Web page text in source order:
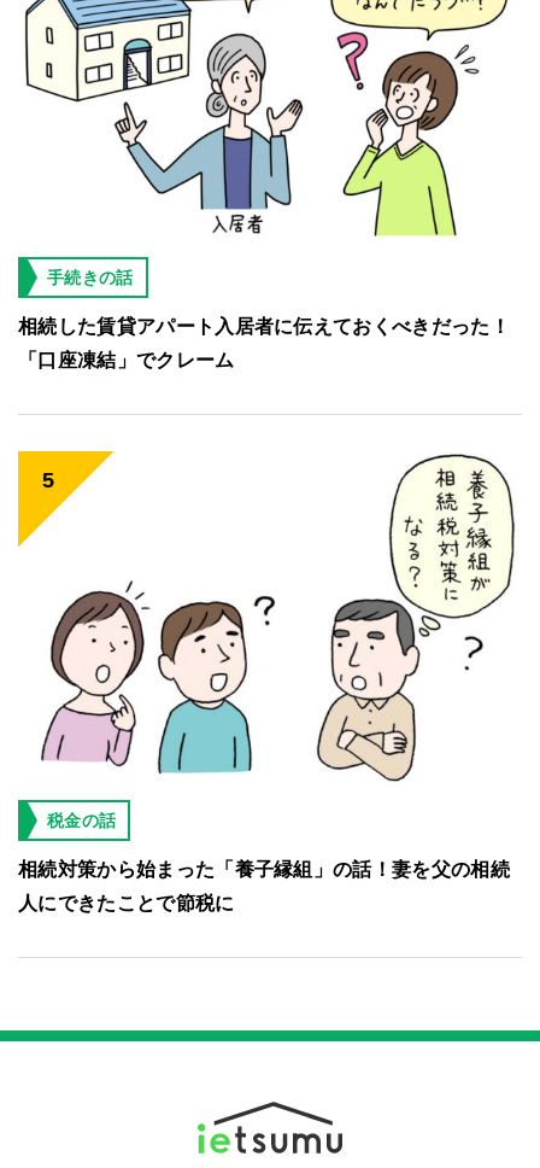
手続きの話
相続した賃貸アパート入居者に伝えておくべきだった！
「口座凍結」でクレーム
税金の話
相続対策から始まった「養子縁組」の話！妻を父の相続
人にできたことで節税に